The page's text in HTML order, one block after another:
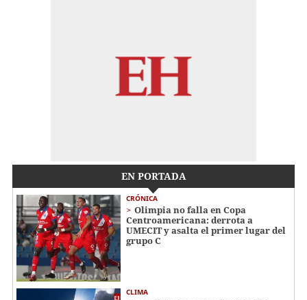
EN PORTADA
CRÓNICA
Olimpia no falla en Copa
Centroamericana: derrota a
UMECIT y asalta el primer lugar del
grupo C
CLIMA